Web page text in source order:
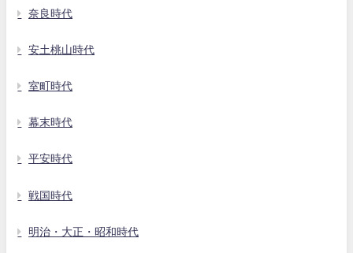
奈良時代
安土桃山時代
室町時代
幕末時代
平安時代
戦国時代
明治・大正・昭和時代